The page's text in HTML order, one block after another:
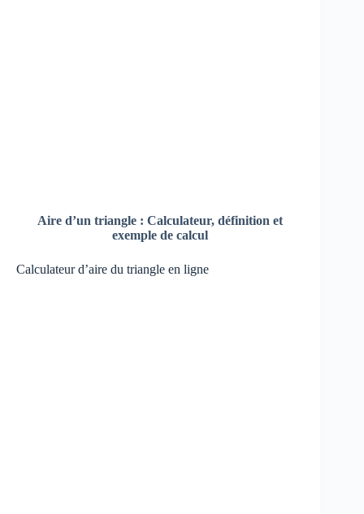
Aire d’un triangle : Calculateur, définition et
exemple de calcul
Calculateur d’aire du triangle en ligne